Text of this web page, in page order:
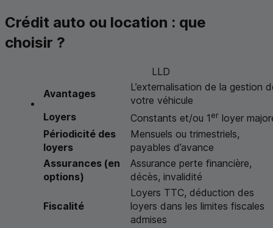
Crédit auto ou location : que
choisir ?
LLD
Avantages
L’externalisation de la gestion
votre véhicule
Loyers
Constants et/ou 1er loyer
Périodicité des
loyers
Mensuels ou trimestriels,
payables d’avance
Assurances (en
options)
Assurance perte financière,
décès, invalidité
Fiscalité
Loyers TTC, déduction des
loyers dans les limites fiscales
admises